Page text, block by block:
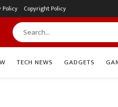
Policy Copyright Policy
TECH NEWS GADGETS